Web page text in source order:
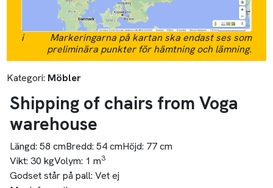
i
Markeringarna på kartan ska endast ses som
preliminära punkter för hämtning och lämning.
Kategori: Möbler
Shipping of chairs from Voga
warehouse
Längd: 58 cmBredd: 54 cmHöjd: 77 cm
Vikt: 30 kgVolym: 1 m3
Godset står på pall: Vet ej